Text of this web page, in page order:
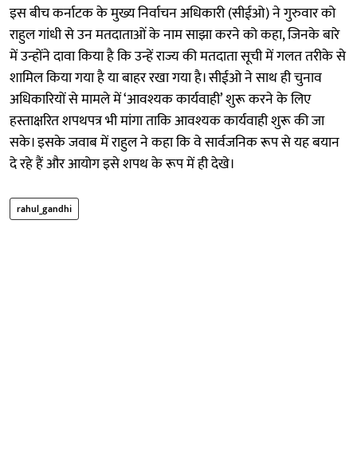
इस बीच कर्नाटक के मुख्य निर्वाचन अधिकारी (सीईओ) ने गुरुवार को
राहुल गांधी से उन मतदाताओं के नाम साझा करने को कहा, जिनके बारे
में उन्होंने दावा किया है कि उन्हें राज्य की मतदाता सूची में गलत तरीके से
शामिल किया गया है या बाहर रखा गया है। सीईओ ने साथ ही चुनाव
अधिकारियों से मामले में ‘आवश्यक कार्यवाही’ शुरू करने के लिए
हस्ताक्षरित शपथपत्र भी मांगा ताकि आवश्यक कार्यवाही शुरू की जा
सके। इसके जवाब में राहुल ने कहा कि वे सार्वजनिक रूप से यह बयान
दे रहे हैं और आयोग इसे शपथ के रूप में ही देखे।
rahul_gandhi